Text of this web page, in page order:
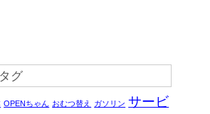
グ
OPENちゃん おむつ替え ガソリン サービ